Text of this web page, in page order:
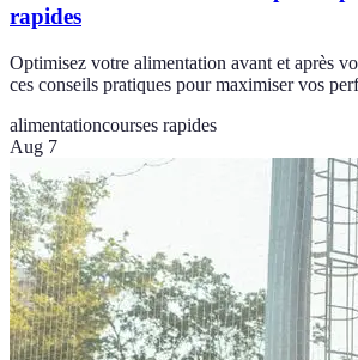
rapides
Optimisez votre alimentation avant et après
ces conseils pratiques pour maximiser vos
alimentationcourses rapides
Aug 7